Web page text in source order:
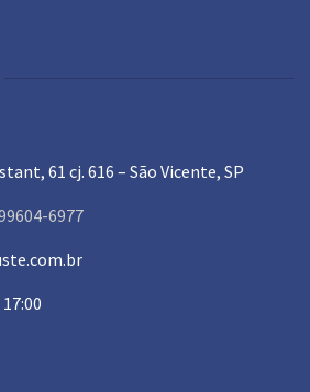
61 cj. 616 – São Vicente, SP
6977